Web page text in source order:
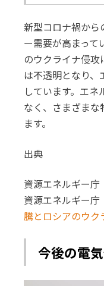
新型コロナ禍から
ー需要が高まって
のウクライナ侵
は不透明となり、
しています。エ
なく、さまざまな
ます。
出典
資源エネルギー庁
資源エネルギー庁
騰とロシアのウク
今後の電